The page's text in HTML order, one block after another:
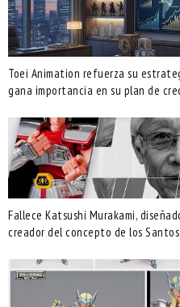
Toei Animation refuerza su
gana importancia en su plan de
Fallece Katsushi Murakami,
creador del concepto de los